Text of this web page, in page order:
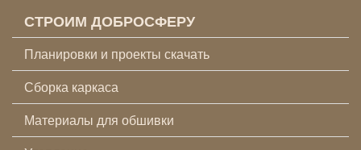
СТРОИМ ДОБРОСФЕРУ
Планировки и проекты скачать
Сборка каркаса
Материалы для обшивки